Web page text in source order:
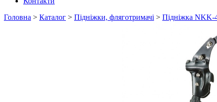
Головна > Каталог > Підніжки, фляготримачі > Підніжка NKK-